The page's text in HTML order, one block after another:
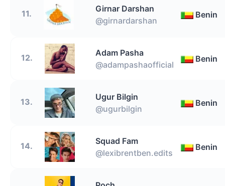
11.
Girnar Darshan
@girnardarshan
Benin
12.
Adam Pasha
@adampashaofficial
Benin
13.
Ugur Bilgin
@ugurbilgin
Benin
14.
Squad Fam
@lexibrentben.edits
Benin